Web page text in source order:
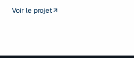
Voir le projet